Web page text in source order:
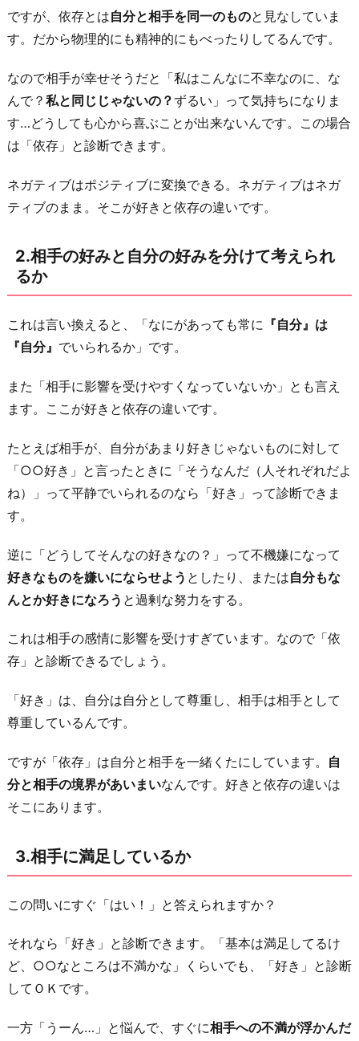
れ
る
3.
相
手
に
満
て
い
る
4.
手
の
り
に
い
を
好
意
れ
る
5.
や
る
き
事
を
れ
て
い
か
ですが、依存とは自分と相手を同一のものと見なしていま
す。だから物理的にも精神的にもべったりしてるんです。
なので相手が幸せそうだと「私はこんなに不幸なのに、な
んで？ 私と同じじゃないの？ずるい」って気持ちになりま
す…どうしても心から喜ぶことが出来ないんです。この場合
は「依存」と診断できます。
ネガティブはポジティブに変換できる。ネガティブはネガ
ティブのまま。そこが好きと依存の違いです。
2.相手の好みと自分の好みを分けて考えられ
るか
これは言い換えると、「なにがあっても常に 『自分』は
『自分』 でいられるか」です。
また「相手に影響を受けやすくなっていないか」とも言え
ます。ここが好きと依存の違いです。
たとえば相手が、自分があまり好きじゃないものに対して
「○○好き」と言ったときに「そうなんだ（人それぞれだよ
ね）」って平静でいられるのなら「好き」って診断できま
す。
逆に「どうしてそんなの好きなの？」って不機嫌になって
好きなものを嫌いにならせよう としたり、または自分もな
んとか好きになろう と過剰な努力をする。
これは相手の感情に影響を受けすぎています。なので「依
存」と診断できるでしょう。
「好き」は、自分は自分として尊重し、相手は相手として
尊重しているんです。
ですが「依存」は自分と相手を一緒くたにしています。 自
分と相手の境界があいまいなんです。好きと依存の違いは
そこにあります。
3.相手に満足しているか
この問いにすぐ「はい！」と答えられますか？
それなら「好き」と診断できます。「基本は満足してるけ
ど、○○なところは不満かな」くらいでも、「好き」と診断
してＯＫです。
一方「うーん…」と悩んで、すぐに相手への不満が浮かんだ